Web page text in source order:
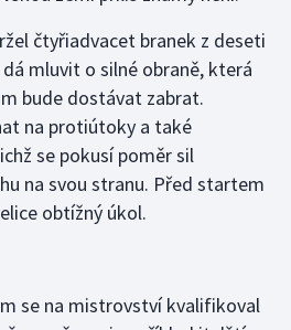
čtyřiadvacet branek z deseti
mluvit o silné obraně, která
bude dostávat zabrat.
na protiútoky a také
se pokusí poměr sil
na svou stranu. Před startem
obtížný úkol.
se na mistrovství kvalifikoval